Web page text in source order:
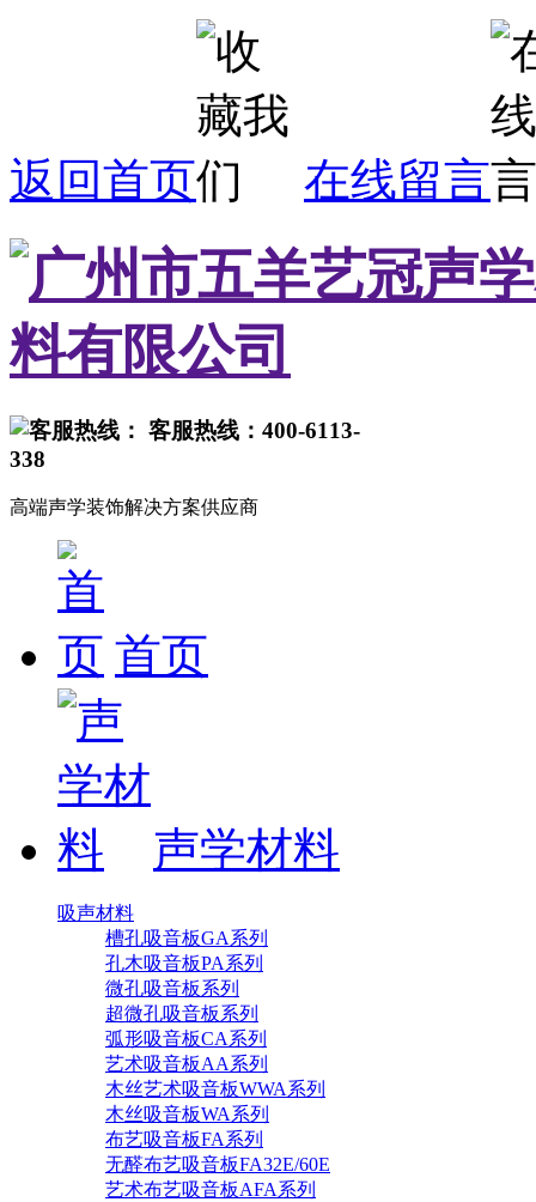
返回首页 在线留言
客服热线：400-6113-
338
高端声学装饰解决方案供应商
首页
声学材料
吸声材料
槽孔吸音板GA系列
孔木吸音板PA系列
微孔吸音板系列
超微孔吸音板系列
弧形吸音板CA系列
艺术吸音板AA系列
木丝艺术吸音板WWA系列
木丝吸音板WA系列
布艺吸音板FA系列
无醛布艺吸音板FA32E/60E
艺术布艺吸音板AFA系列